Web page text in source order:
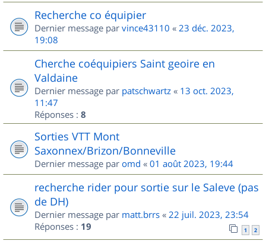
Recherche co équipier
Dernier message par vince43110 « 23 déc. 2023,
19:08
Cherche coéquipiers Saint geoire en
Valdaine
Dernier message par patschwartz « 13 oct. 2023,
11:47
Réponses : 8
Sorties VTT Mont
Saxonnex/Brizon/Bonneville
Dernier message par omd « 01 août 2023, 19:44
recherche rider pour sortie sur le Saleve (pas
de DH)
Dernier message par matt.brrs « 22 juil. 2023, 23:54
Réponses : 19 1 2